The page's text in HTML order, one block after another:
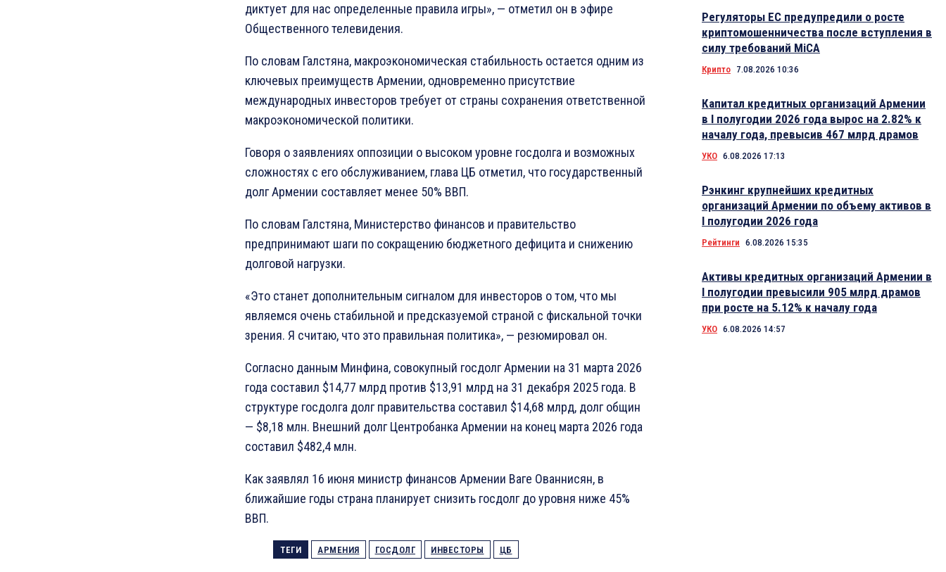
диктует для нас определенные правила игры», — отметил он в эфире
Общественного телевидения.
По словам Галстяна, макроэкономическая стабильность остается одним из
ключевых преимуществ Армении, одновременно присутствие
международных инвесторов требует от страны сохранения ответственной
макроэкономической политики.
Говоря о заявлениях оппозиции о высоком уровне госдолга и возможных
сложностях с его обслуживанием, глава ЦБ отметил, что государственный
долг Армении составляет менее 50% ВВП.
По словам Галстяна, Министерство финансов и правительство
предпринимают шаги по сокращению бюджетного дефицита и снижению
долговой нагрузки.
«Это станет дополнительным сигналом для инвесторов о том, что мы
являемся очень стабильной и предсказуемой страной с фискальной точки
зрения. Я считаю, что это правильная политика», — резюмировал он.
Согласно данным Минфина, совокупный госдолг Армении на 31 марта 2026
года составил $14,77 млрд против $13,91 млрд на 31 декабря 2025 года. В
структуре госдолга долг правительства составил $14,68 млрд, долг общин
— $8,18 млн. Внешний долг Центробанка Армении на конец марта 2026 года
составил $482,4 млн.
Как заявлял 16 июня министр финансов Армении Ваге Ованнисян, в
ближайшие годы страна планирует снизить госдолг до уровня ниже 45%
ВВП.
ТЕГИ АРМЕНИЯ ГОСДОЛГ ИНВЕСТОРЫ ЦБ
Регуляторы ЕС предупредили о росте
криптомошенничества после вступления в
силу требований MiCA
Крипто 7.08.2026 10:36
Капитал кредитных организаций Армении
в I полугодии 2026 года вырос на 2.82% к
началу года, превысив 467 млрд драмов
УКО 6.08.2026 17:13
Рэнкинг крупнейших кредитных
организаций Армении по объему активов в
I полугодии 2026 года
Рейтинги 6.08.2026 15:35
Активы кредитных организаций Армении в
I полугодии превысили 905 млрд драмов
при росте на 5.12% к началу года
УКО 6.08.2026 14:57